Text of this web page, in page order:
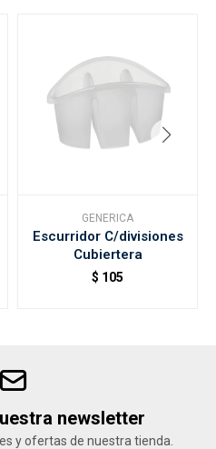
GENERICA
Escurridor C/divisiones
Cubiertera
$ 105
newsletter
y ofertas de nuestra tienda.